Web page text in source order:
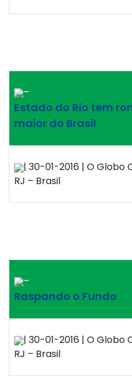
–
Estado do Rio tem
maior do Brasil
| 30-01-2016 | O Globo
RJ – Brasil
–
Raspando o Fundo
| 30-01-2016 | O Globo
RJ – Brasil